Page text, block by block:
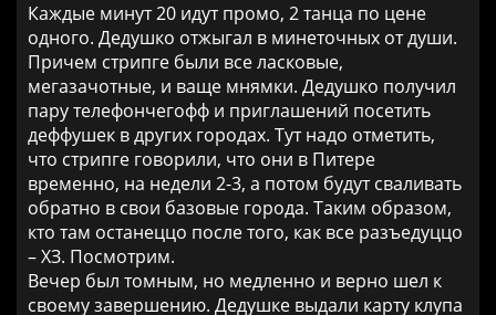
Каждые минут 20 идут промо, 2 танца по цене
одного. Дедушко отжыгал в минеточных от души.
Причем стрипге были все ласковые,
мегазачотные, и ваще мнямки. Дедушко получил
пару телефончегофф и приглашений посетить
деффушек в других городах. Тут надо отметить,
что стрипге говорили, что они в Питере
временно, на недели 2-3, а потом будут сваливать
обратно в свои базовые города. Таким образом,
кто там останеццо после того, как все разъедуццо
– ХЗ. Посмотрим.
Вечер был томным, но медленно и верно шел к
своему завершению. Дедушке выдали карту клупа